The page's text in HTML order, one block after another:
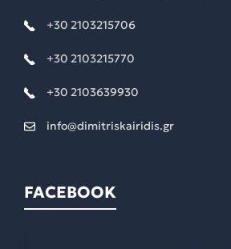
+30 2103215706
+30 2103215770
+30 2103639930
info@dimitriskairidis.gr
FACEBOOK